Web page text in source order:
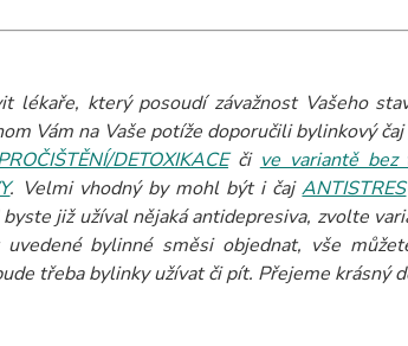
lékaře, který posoudí závažnost Vašeho
Vám na Vaše potíže doporučili bylinkový čaj
DETOXIKACEči ve variantě bez
. Velmi vhodný by mohl být i čajANTISTRES
již užíval nějaká antidepresiva, zvolte
bylinné směsi objednat, vše
třeba bylinky užívat či pít. Přejeme krásný